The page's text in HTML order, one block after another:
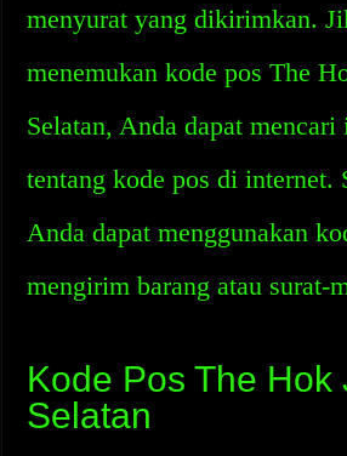
menyurat yang dikirimkan.
menemukan kode pos The
Selatan, Anda dapat
tentang kode pos di internet.
Anda dapat menggunakan
mengirim barang atau surat-
Kode Pos The Hok
Selatan